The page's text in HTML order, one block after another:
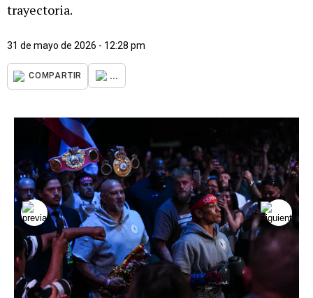
trayectoria.
31 de mayo de 2026 - 12:28 pm
COMPARTIR ...